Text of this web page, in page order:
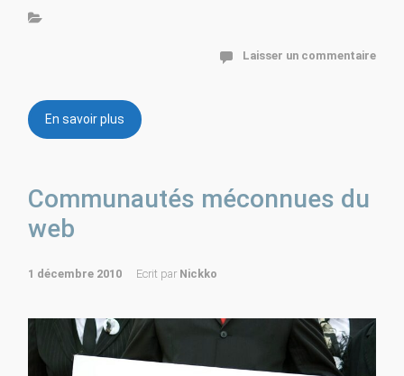
Laisser un commentaire
En savoir plus
Communautés méconnues du
web
1 décembre 2010 Ecrit par Nickko